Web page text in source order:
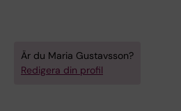
Är du Maria Gustavsson?
Redigera din profil